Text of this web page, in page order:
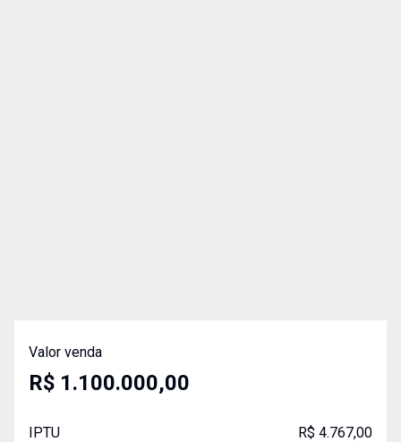
Valor venda
R$ 1.100.000,00
IPTU R$ 4.767,00